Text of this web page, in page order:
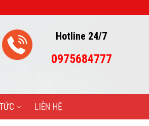
Hotline 24/7
0975684777
LIÊN HỆ